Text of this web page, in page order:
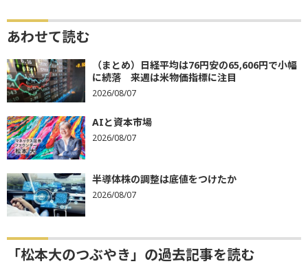
あわせて読む
（まとめ）日経平均は76円安の65,606円で小幅
に続落 来週は米物価指標に注目
2026/08/07
AIと資本市場
2026/08/07
半導体株の調整は底値をつけたか
2026/08/07
「松本大のつぶやき」の過去記事を読む